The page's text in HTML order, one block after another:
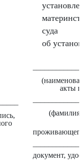
суда
об
акты
(фамилия,
документ,